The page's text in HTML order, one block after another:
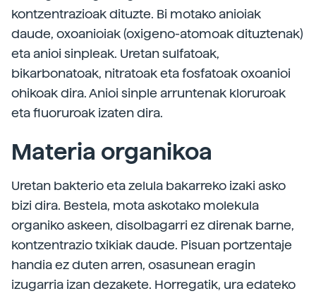
kontzentrazioak dituzte. Bi motako anioiak
daude, oxoanioiak (oxigeno-atomoak dituztenak)
eta anioi sinpleak. Uretan sulfatoak,
bikarbonatoak, nitratoak eta fosfatoak oxoanioi
ohikoak dira. Anioi sinple arruntenak kloruroak
eta fluoruroak izaten dira.
Materia organikoa
Uretan bakterio eta zelula bakarreko izaki asko
bizi dira. Bestela, mota askotako molekula
organiko askeen, disolbagarri ez direnak barne,
kontzentrazio txikiak daude. Pisuan portzentaje
handia ez duten arren, osasunean eragin
izugarria izan dezakete. Horregatik, ura edateko